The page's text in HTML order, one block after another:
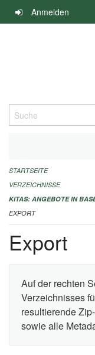
Navigation
überspringen
Anmelden
Suche
ALLGEMEINE
IMPRESSUM
STARTSEITE
VERZEICHNISSE
KITAS: ANGEBOTE IN
EXPORT
Export
Auf der rechten
Verzeichnisses
resultierende
sowie alle